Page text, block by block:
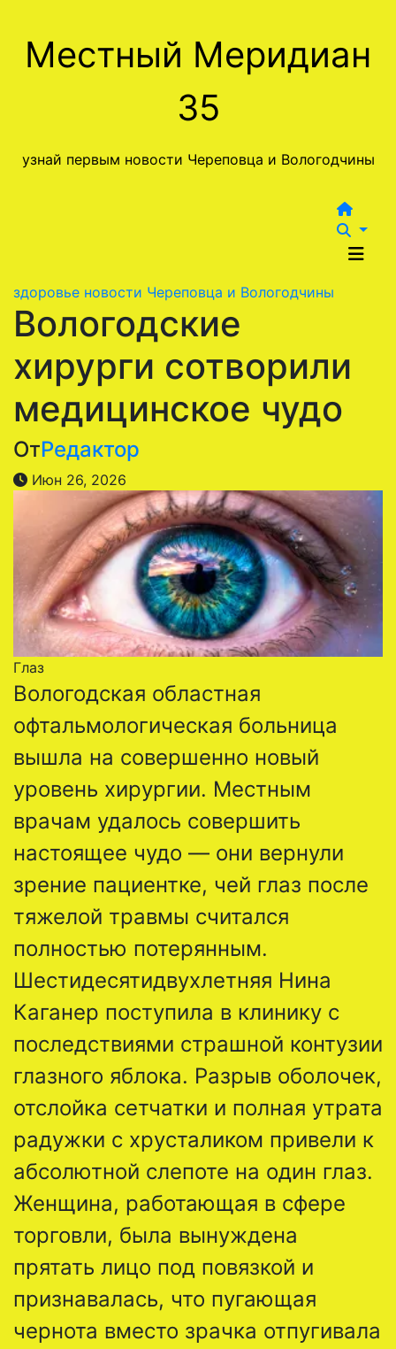
содержимому
Местный Меридиан
35
узнай первым новости Череповца и Вологодчины
здоровье новости Череповца и Вологодчины
Вологодские
хирурги сотворили
медицинское чудо
ОтРедактор
Июн 26, 2026
Глаз
Вологодская областная
офтальмологическая больница
вышла на совершенно новый
уровень хирургии. Местным
врачам удалось совершить
настоящее чудо — они вернули
зрение пациентке, чей глаз после
тяжелой травмы считался
полностью потерянным.
Шестидесятидвухлетняя Нина
Каганер поступила в клинику с
последствиями страшной контузии
глазного яблока. Разрыв оболочек,
отслойка сетчатки и полная утрата
радужки с хрусталиком привели к
абсолютной слепоте на один глаз.
Женщина, работающая в сфере
торговли, была вынуждена
прятать лицо под повязкой и
признавалась, что пугающая
чернота вместо зрачка отпугивала